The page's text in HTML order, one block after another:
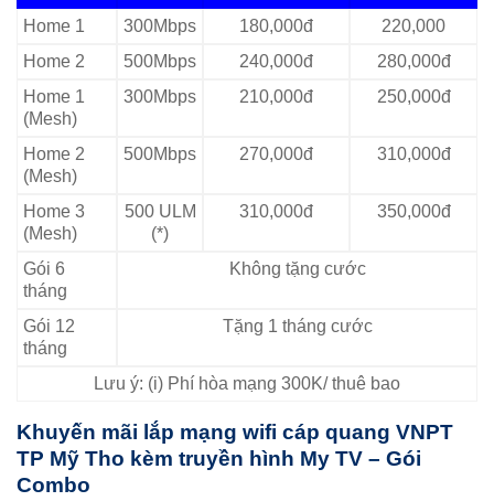
Home 1
300Mbps 180,000đ
220,000
Home 2
500Mbps 240,000đ
280,000đ
Home 1
(Mesh)
300Mbps 210,000đ 250,000đ
Home 2
(Mesh)
500Mbps 270,000đ 310,000đ
Home 3
(Mesh)
500 ULM
(*)
310,000đ 350,000đ
Gói 6
tháng
Không tặng cước
Gói 12
tháng
Tặng 1 tháng cước
Lưu ý: (i) Phí hòa mạng 300K/ thuê bao
Khuyến mãi lắp mạng wifi cáp quang VNPT
TP Mỹ Tho kèm truyền hình My TV – Gói
Combo